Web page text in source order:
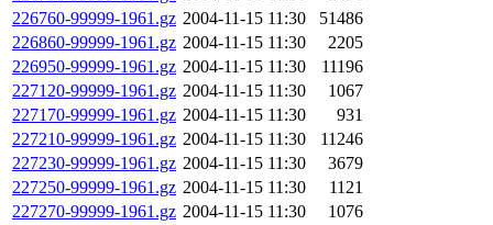
226760-99999-1961.gz 2004-11-15 11:30
51486
226860-99999-1961.gz 2004-11-15 11:30
2205
226950-99999-1961.gz 2004-11-15 11:30
11196
227120-99999-1961.gz 2004-11-15 11:30
1067
227170-99999-1961.gz 2004-11-15 11:30
931
227210-99999-1961.gz 2004-11-15 11:30
11246
227230-99999-1961.gz 2004-11-15 11:30
3679
227250-99999-1961.gz 2004-11-15 11:30
1121
227270-99999-1961.gz 2004-11-15 11:30
1076